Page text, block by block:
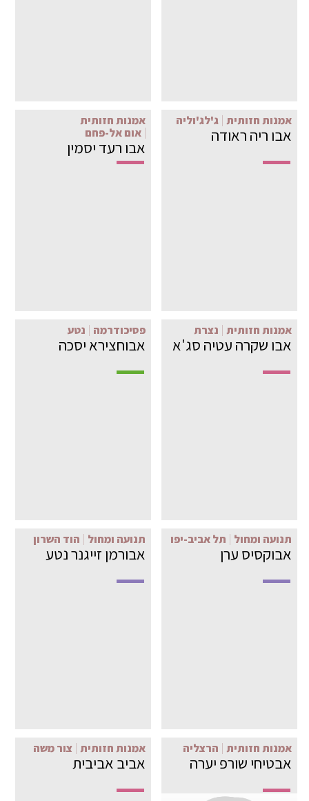
אמנות חזותית ג'לג'וליה
אבו ריה ראודה
אמנות חזותית
אום אל-פחם
אבו רעד יסמין
אמנות חזותית נצרת
אבו שקרה עטיה סג'א
פסיכודרמה נטע
אבוחצירא יסכה
תנועה ומחול תל אביב-יפו
אבוקסיס ערן
תנועה ומחול הוד השרון
אבורמן זייגנר נטע
אמנות חזותית הרצליה
אבטיחי שורפ יערה
אמנות חזותית צור משה
אביב אביבית